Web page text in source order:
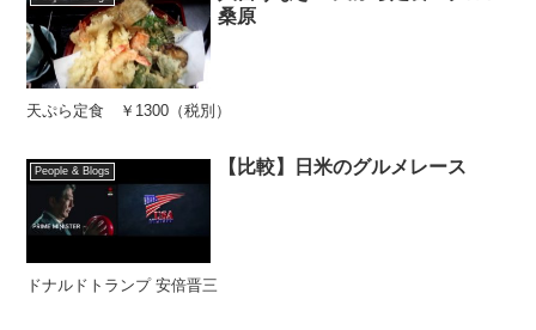
桑原
天ぷら定食 ￥1300（税別）
People & Blogs 【比較】日米のグルメレース
ドナルドトランプ 安倍晋三